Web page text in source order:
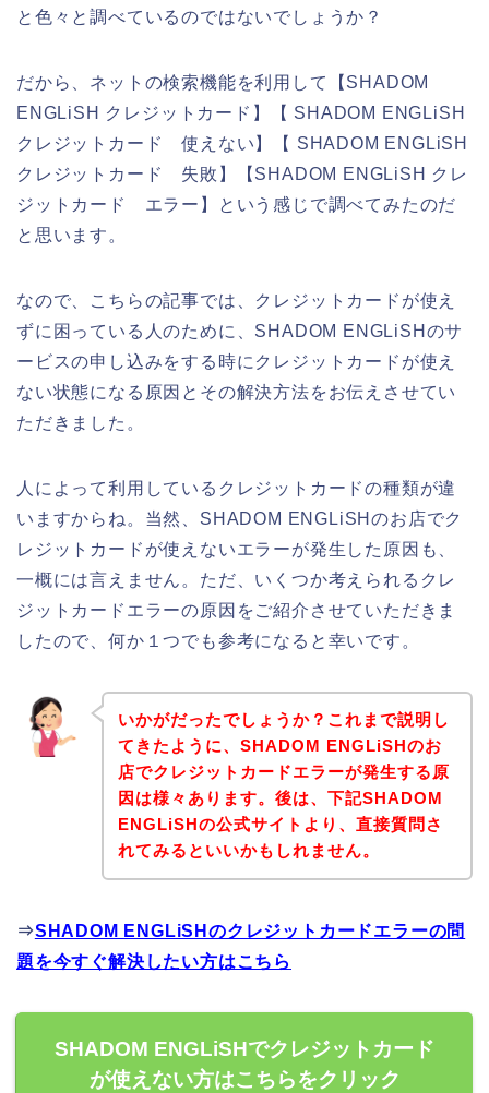
と色々と調べているのではないでしょうか？
だから、ネットの検索機能を利用して【SHADOM
ENGLiSH クレジットカード】【 SHADOM ENGLiSH
クレジットカード 使えない】【 SHADOM ENGLiSH
クレジットカード 失敗】【SHADOM ENGLiSH クレ
ジットカード エラー】という感じで調べてみたのだ
と思います。
なので、こちらの記事では、クレジットカードが使え
ずに困っている人のために、SHADOM ENGLiSHのサ
ービスの申し込みをする時にクレジットカードが使え
ない状態になる原因とその解決方法をお伝えさせてい
ただきました。
人によって利用しているクレジットカードの種類が違
いますからね。当然、SHADOM ENGLiSHのお店でク
レジットカードが使えないエラーが発生した原因も、
一概には言えません。ただ、いくつか考えられるクレ
ジットカードエラーの原因をご紹介させていただきま
したので、何か１つでも参考になると幸いです。
いかがだったでしょうか？これまで説明し
てきたように、SHADOM ENGLiSHのお
店でクレジットカードエラーが発生する原
因は様々あります。後は、下記SHADOM
ENGLiSHの公式サイトより、直接質問さ
れてみるといいかもしれません。
⇒SHADOM ENGLiSHのクレジットカードエラーの問
題を今すぐ解決したい方はこちら
SHADOM ENGLiSHでクレジットカード
が使えない方はこちらをクリック